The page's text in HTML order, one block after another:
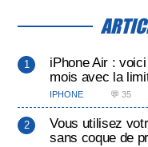
iPhone Air :
mois avec la
IPHONE 💬 35
Vous utilisez
sans coque de